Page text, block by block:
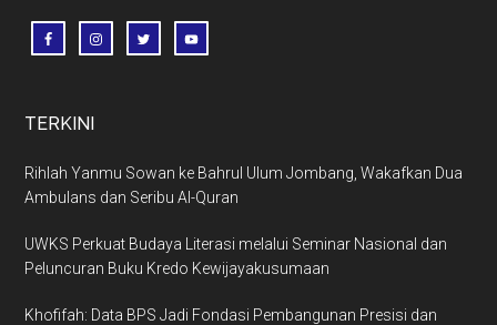
TERKINI
Rihlah Yanmu Sowan ke Bahrul Ulum Jombang, Wakafkan Dua
Ambulans dan Seribu Al-Quran
UWKS Perkuat Budaya Literasi melalui Seminar Nasional dan
Peluncuran Buku Kredo Kewijayakusumaan
Khofifah: Data BPS Jadi Fondasi Pembangunan Presisi dan